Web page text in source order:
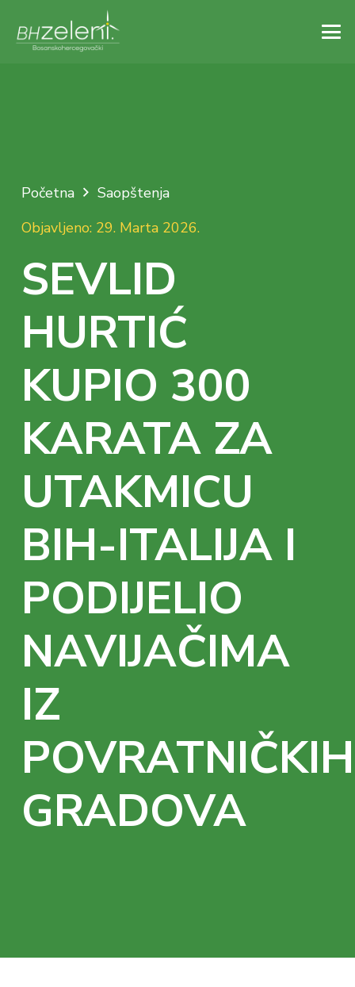
Početna
Saopštenja
Objavljeno: 29. Marta 2026.
SEVLID
HURTIĆ
KUPIO 300
KARATA ZA
UTAKMICU
BIH-ITALIJA I
PODIJELIO
NAVIJAČIMA
IZ
POVRATNIČKIH
GRADOVA